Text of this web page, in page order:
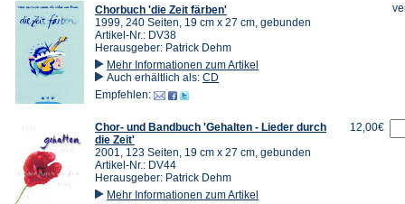
Chorbuch 'die Zeit färben'
1999, 240 Seiten, 19 cm x 27 cm, gebunden
Artikel-Nr.: DV38
Herausgeber: Patrick Dehm
Mehr Informationen zum Artikel
Auch erhältlich als: CD
Empfehlen:
Chor- und Bandbuch 'Gehalten - Lieder durch
die Zeit'
2001, 123 Seiten, 19 cm x 27 cm, gebunden
Artikel-Nr.: DV44
Herausgeber: Patrick Dehm
Mehr Informationen zum Artikel
12,00€